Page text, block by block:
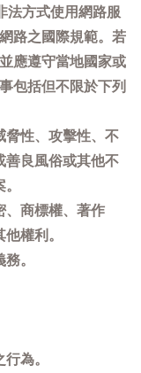
法方式使用網路服
路之國際規範。若
應遵守當地國家或
包括但不限於下列
脅性、攻擊性、不
善良風俗或其他不
、商標權、著作
權利。
。
為。